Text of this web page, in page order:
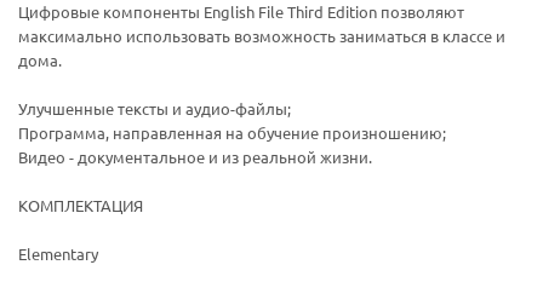
Цифровые компоненты English File Third Edition позволяют
максимально использовать возможность заниматься в классе и
дома.
Улучшенные тексты и аудио-файлы;
Программа, направленная на обучение произношению;
Видео - документальное и из реальной жизни.
КОМПЛЕКТАЦИЯ
Elementary